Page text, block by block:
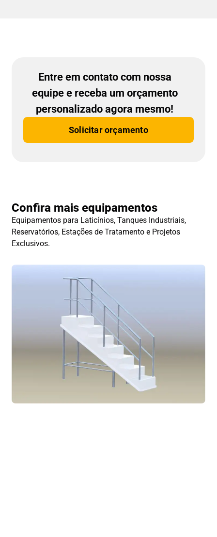
Entre em contato com nossa
equipe e receba um orçamento
personalizado agora mesmo!
Solicitar orçamento
Confira mais equipamentos
Equipamentos para Laticínios, Tanques Industriais,
Reservatórios, Estações de Tratamento e Projetos
Exclusivos.